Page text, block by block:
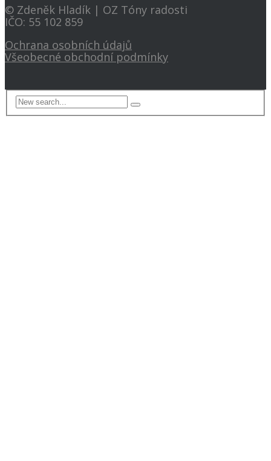
© Zdeněk Hladík | OZ Tóny radosti
IČO: 55 102 859
Ochrana osobních údajů
Všeobecné obchodní podmínky